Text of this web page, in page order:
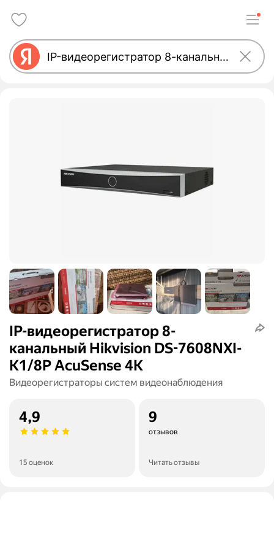
IP-видеорегистратор 8-
канальный Hikvision DS-7608NXI-
K1/8P AcuSense 4K
Видеорегистраторы систем видеонаблюдения
4,9
15 оценок
9
отзывов
Читать отзывы